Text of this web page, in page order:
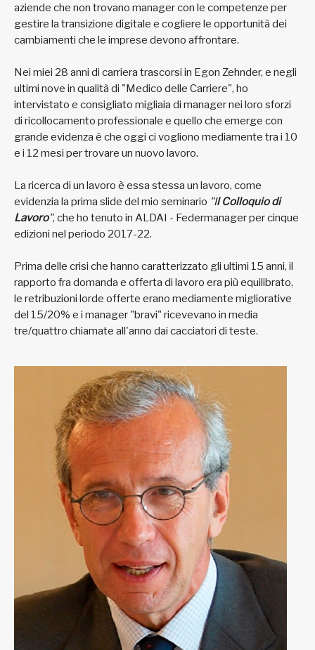
aziende che non trovano manager con le competenze per
gestire la transizione digitale e cogliere le opportunità dei
cambiamenti che le imprese devono affrontare.
Nei miei 28 anni di carriera trascorsi in Egon Zehnder, e negli
ultimi nove in qualità di "Medico delle Carriere", ho
intervistato e consigliato migliaia di manager nei loro sforzi
di ricollocamento professionale e quello che emerge con
grande evidenza è che oggi ci vogliono mediamente tra i 10
e i 12 mesi per trovare un nuovo lavoro.
La ricerca di un lavoro è essa stessa un lavoro, come
evidenzia la prima slide del mio seminario "Il Colloquio di
Lavoro", che ho tenuto in ALDAI - Federmanager per cinque
edizioni nel periodo 2017-22.
Prima delle crisi che hanno caratterizzato gli ultimi 15 anni, il
rapporto fra domanda e offerta di lavoro era più equilibrato,
le retribuzioni lorde offerte erano mediamente migliorative
del 15/20% e i manager "bravi" ricevevano in media
tre/quattro chiamate all'anno dai cacciatori di teste.